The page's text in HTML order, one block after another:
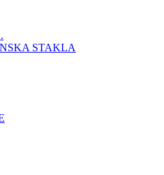
STAKLA